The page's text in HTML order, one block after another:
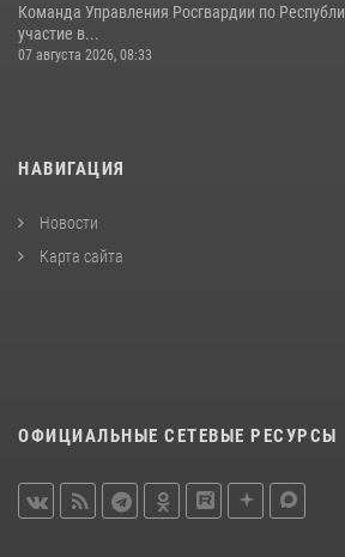
Команда Управления Росгвардии по
участие в...
07 августа 2026, 08:33
НАВИГАЦИЯ
Новости
Карта сайта
ОФИЦИАЛЬНЫЕ СЕТЕВЫЕ РЕСУРСЫ